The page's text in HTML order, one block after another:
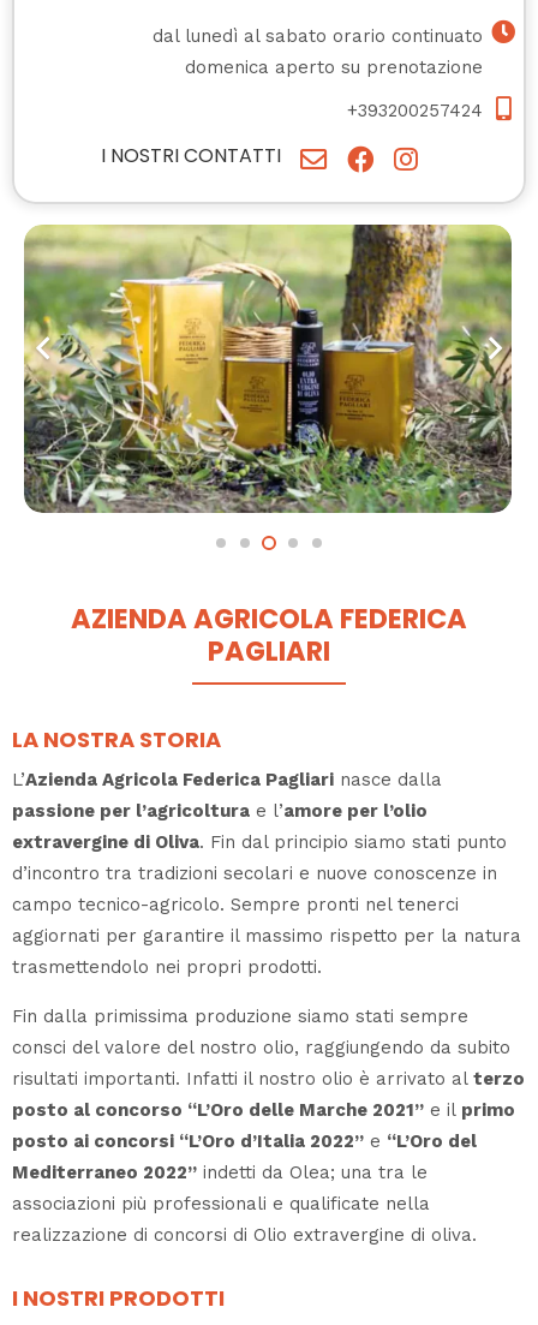
dal lunedì al sabato orario continuato
domenica aperto su prenotazione
+393200257424
I NOSTRI CONTATTI
AZIENDA AGRICOLA FEDERICA
PAGLIARI
LA NOSTRA STORIA
L’Azienda Agricola Federica Pagliari nasce dalla
passione per l’agricoltura e l’amore per l’olio
extravergine di Oliva. Fin dal principio siamo stati punto
d’incontro tra tradizioni secolari e nuove conoscenze in
campo tecnico-agricolo. Sempre pronti nel tenerci
aggiornati per garantire il massimo rispetto per la natura
trasmettendolo nei propri prodotti.
Fin dalla primissima produzione siamo stati sempre
consci del valore del nostro olio, raggiungendo da subito
risultati importanti. Infatti il nostro olio è arrivato al terzo
posto al concorso “L’Oro delle Marche 2021” e il primo
posto ai concorsi “L’Oro d’Italia 2022” e “L’Oro del
Mediterraneo 2022” indetti da Olea; una tra le
associazioni più professionali e qualificate nella
realizzazione di concorsi di Olio extravergine di oliva.
I NOSTRI PRODOTTI